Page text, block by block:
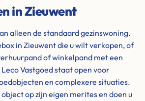
in Zieuwent
alleen de standaard gezinswoning.
in Zieuwent die u wilt verkopen, of
of winkelpand met een
Vastgoed staat open voor
en complexere situaties.
op zijn eigen merites en doen u